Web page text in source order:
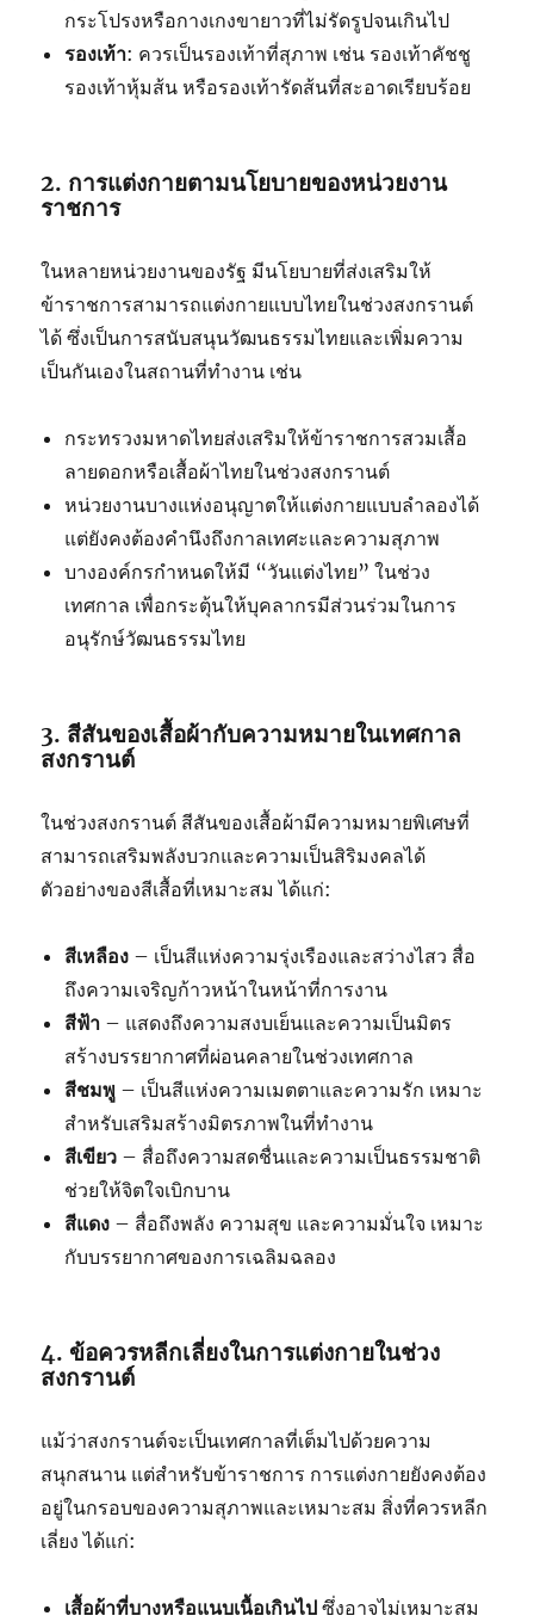
กระโปรงหรือกางเกงขายาวที่ไม่รัดรูปจนเกินไป
รองเท้า: ควรเป็นรองเท้าที่สุภาพ เช่น รองเท้าคัชชู
รองเท้าหุ้มส้น หรือรองเท้ารัดส้นที่สะอาดเรียบร้อย
2. การแต่งกายตามนโยบายของหน่วยงาน
ราชการ
ในหลายหน่วยงานของรัฐ มีนโยบายที่ส่งเสริมให้
ข้าราชการสามารถแต่งกายแบบไทยในช่วงสงกรานต์
ได้ ซึ่งเป็นการสนับสนุนวัฒนธรรมไทยและเพิ่มความ
เป็นกันเองในสถานที่ทำงาน เช่น
กระทรวงมหาดไทยส่งเสริมให้ข้าราชการสวมเสื้อ
ลายดอกหรือเสื้อผ้าไทยในช่วงสงกรานต์
หน่วยงานบางแห่งอนุญาตให้แต่งกายแบบลำลองได้
แต่ยังคงต้องคำนึงถึงกาลเทศะและความสุภาพ
บางองค์กรกำหนดให้มี “วันแต่งไทย” ในช่วง
เทศกาล เพื่อกระตุ้นให้บุคลากรมีส่วนร่วมในการ
อนุรักษ์วัฒนธรรมไทย
3. สีสันของเสื้อผ้ากับความหมายในเทศกาล
สงกรานต์
ในช่วงสงกรานต์ สีสันของเสื้อผ้ามีความหมายพิเศษที่
สามารถเสริมพลังบวกและความเป็นสิริมงคลได้
ตัวอย่างของสีเสื้อที่เหมาะสม ได้แก่:
สีเหลือง – เป็นสีแห่งความรุ่งเรืองและสว่างไสว สื่อ
ถึงความเจริญก้าวหน้าในหน้าที่การงาน
สีฟ้า – แสดงถึงความสงบเย็นและความเป็นมิตร
สร้างบรรยากาศที่ผ่อนคลายในช่วงเทศกาล
สีชมพู – เป็นสีแห่งความเมตตาและความรัก เหมาะ
สำหรับเสริมสร้างมิตรภาพในที่ทำงาน
สีเขียว – สื่อถึงความสดชื่นและความเป็นธรรมชาติ
ช่วยให้จิตใจเบิกบาน
สีแดง – สื่อถึงพลัง ความสุข และความมั่นใจ เหมาะ
กับบรรยากาศของการเฉลิมฉลอง
4. ข้อควรหลีกเลี่ยงในการแต่งกายในช่วง
สงกรานต์
แม้ว่าสงกรานต์จะเป็นเทศกาลที่เต็มไปด้วยความ
สนุกสนาน แต่สำหรับข้าราชการ การแต่งกายยังคงต้อง
อยู่ในกรอบของความสุภาพและเหมาะสม สิ่งที่ควรหลีก
เลี่ยง ได้แก่:
เสื้อผ้าที่บางหรือแนบเนื้อเกินไป ซึ่งอาจไม่เหมาะสม